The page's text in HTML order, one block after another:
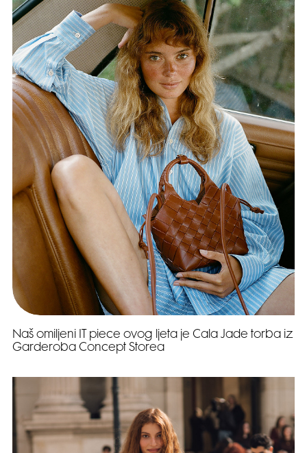
Naš omiljeni IT piece ovog ljeta je Cala Jade torba iz
Garderoba Concept Storea